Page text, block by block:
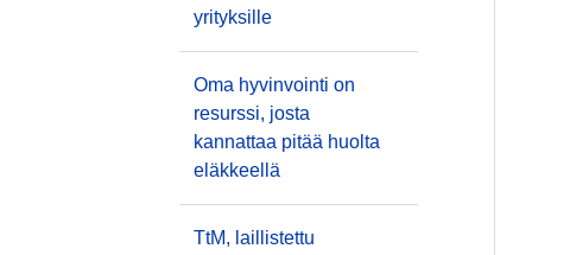
yrityksille
Oma hyvinvointi on
resurssi, josta
kannattaa pitää huolta
eläkkeellä
TtM, laillistettu